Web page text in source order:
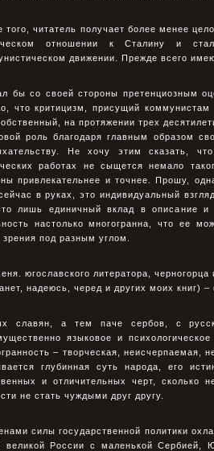
того, читатель получает более менее
отношении к Сталину и
движении. Прежде всего
бы со своей стороны претенциозным
что критицизм, присущий
на протяжении трех
роль благодаря главным образом
Не хочу этим сказать,
работах не сыщется немало
привлекательнее и точнее. Прошу,
в руках, это индивидуальный
лишь единичный вклад в описание и
настолько многогранна, что ее
зрения под разным углом.
югославского литератора,
надеюсь, черед и других моих книг) –
славян, а тем паче сербов, с
языковое и
– творческая, неисчерпаемая,
глубинная суть народа, его
и отличительных черт, сколько
не стать чуждыми друг другу.
силы государственной политики
великой России с маленькой Сербией,